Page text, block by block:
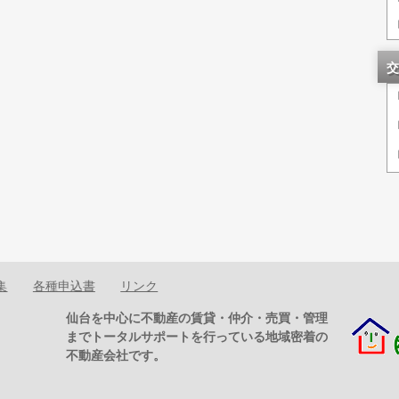
各種申込書 リンク
仙台を中心に不動産の賃貸・仲介・売買・管理
までトータルサポートを行っている地域密着の
不動産会社です。